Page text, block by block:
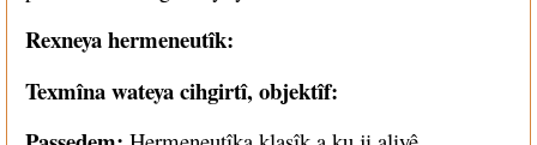
Rexneya hermeneutîk:
Texmîna wateya cihgirtî, objektîf: